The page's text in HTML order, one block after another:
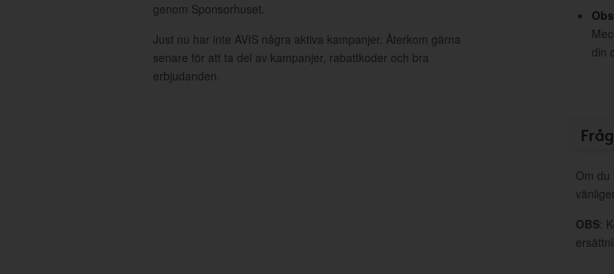
genom Sponsorhuset.
Just nu har inte AVIS några aktiva kampanjer. Återkom gärna
senare för att ta del av kampanjer, rabattkoder och bra
erbjudanden.
din
Om du
OBS: